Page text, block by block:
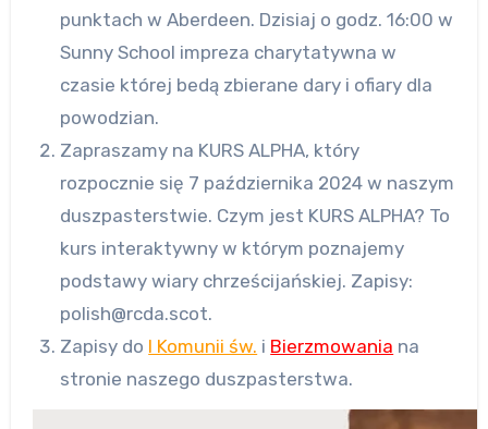
punktach w Aberdeen. Dzisiaj o godz. 16:00 w
Sunny School impreza charytatywna w
czasie której bedą zbierane dary i ofiary dla
powodzian.
Zapraszamy na KURS ALPHA, który
rozpocznie się 7 października 2024 w naszym
duszpasterstwie. Czym jest KURS ALPHA? To
kurs interaktywny w którym poznajemy
podstawy wiary chrześcijańskiej. Zapisy:
polish@rcda.scot.
Zapisy do I Komunii św. i Bierzmowania na
stronie naszego duszpasterstwa.